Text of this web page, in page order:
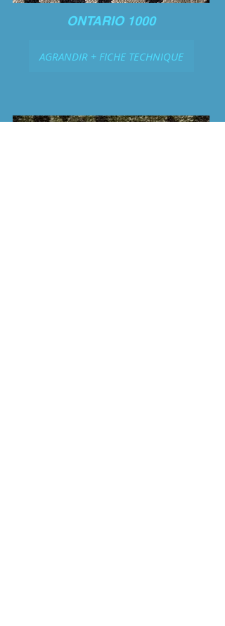
ONTARIO 1000
AGRANDIR + FICHE TECHNIQUE